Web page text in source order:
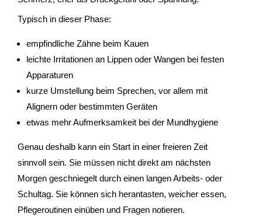
Typisch in dieser Phase:
empfindliche Zähne beim Kauen
leichte Irritationen an Lippen oder Wangen bei festen
Apparaturen
kurze Umstellung beim Sprechen, vor allem mit
Alignern oder bestimmten Geräten
etwas mehr Aufmerksamkeit bei der Mundhygiene
Genau deshalb kann ein Start in einer freieren Zeit
sinnvoll sein. Sie müssen nicht direkt am nächsten
Morgen geschniegelt durch einen langen Arbeits- oder
Schultag. Sie können sich herantasten, weicher essen,
Pflegeroutinen einüben und Fragen notieren.